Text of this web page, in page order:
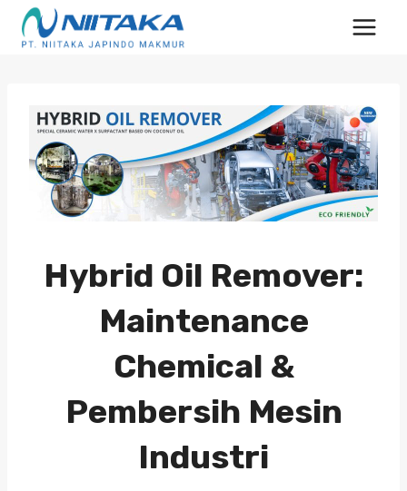
Skip
Hybrid Oil Remover:
Maintenance
Chemical &
Pembersih Mesin
Industri